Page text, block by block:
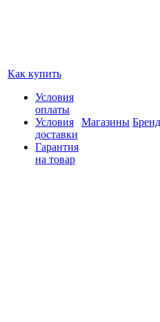
Как купить
Условия
оплаты
Условия
доставки
Гарантия
на товар
Магазины